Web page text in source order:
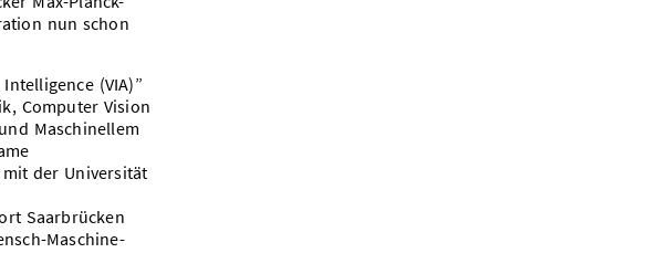
nun schon
(VIA)”
Computer Vision
Maschinellem
der Universität
Saarbrücken
Maschine-